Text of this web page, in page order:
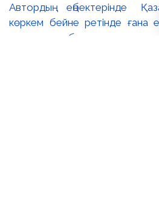
Автордың еңбектерінде
көркем бейне ретінде ғана
және табиғи мұраға